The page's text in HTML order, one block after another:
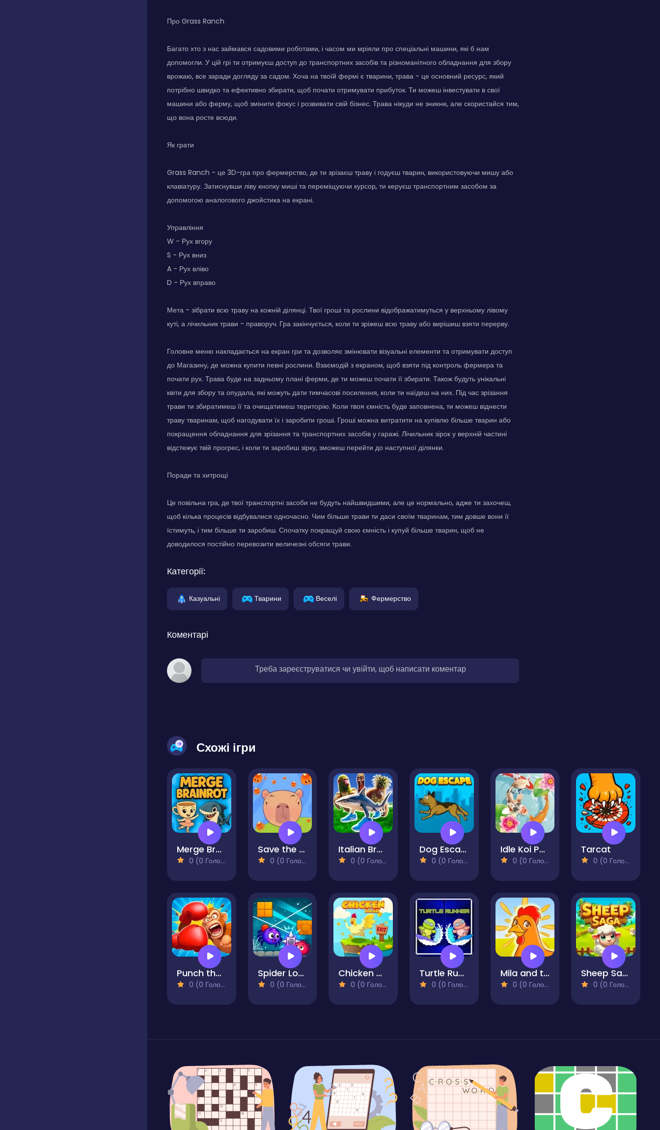
Про Grass Ranch
Багато хто з нас займався садовими роботами, і часом ми мріяли про спеціальні машини, які б нам
допомогли. У цій грі ти отримуєш доступ до транспортних засобів та різноманітного обладнання для збору
врожаю, все заради догляду за садом. Хоча на твоїй фермі є тварини, трава - це основний ресурс, який
потрібно швидко та ефективно збирати, щоб почати отримувати прибуток. Ти можеш інвестувати в свої
машини або ферму, щоб змінити фокус і розвивати свій бізнес. Трава нікуди не зникне, але скористайся тим,
що вона росте всюди.
Як грати
Grass Ranch - це 3D-гра про фермерство, де ти зрізаєш траву і годуєш тварин, використовуючи мишу або
клавіатуру. Затиснувши ліву кнопку миші та переміщуючи курсор, ти керуєш транспортним засобом за
допомогою аналогового джойстика на екрані.
Управління
W - Рух вгору
S - Рух вниз
A - Рух вліво
D - Рух вправо
Мета - зібрати всю траву на кожній ділянці. Твої гроші та рослини відображатимуться у верхньому лівому
куті, а лічильник трави - праворуч. Гра закінчується, коли ти зріжеш всю траву або вирішиш взяти перерву.
Головне меню накладається на екран гри та дозволяє змінювати візуальні елементи та отримувати доступ
до Магазину, де можна купити певні рослини. Взаємодій з екраном, щоб взяти під контроль фермера та
почати рух. Трава буде на задньому плані ферми, де ти можеш почати її збирати. Також будуть унікальні
квіти для збору та опудала, які можуть дати тимчасові посилення, коли ти наїдеш на них. Під час зрізання
трави ти збиратимеш її та очищатимеш територію. Коли твоя ємність буде заповнена, ти можеш віднести
траву тваринам, щоб нагодувати їх і заробити гроші. Гроші можна витратити на купівлю більше тварин або
покращення обладнання для зрізання та транспортних засобів у гаражі. Лічильник зірок у верхній частині
відстежує твій прогрес, і коли ти заробиш зірку, зможеш перейти до наступної ділянки.
Поради та хитрощі
Це повільна гра, де твої транспортні засоби не будуть найшвидшими, але це нормально, адже ти захочеш,
щоб кілька процесів відбувалися одночасно. Чим більше трави ти даси своїм тваринам, тим довше вони її
їстимуть, і тим більше ти заробиш. Спочатку покращуй свою ємність і купуй більше тварин, щоб не
доводилося постійно перевозити величезні обсяги трави.
Категорії:
Казуальні Тварини Веселі Фермерство
Коментарі
Треба зареєструватися чи увійти, щоб написати коментар
Схожі ігри
Merge Brainrot
0 (0 Голосів)
Save the Capybara
0 (0 Голосів)
Italian Brainrot Neuro Beasts
0 (0 Голосів)
Dog Escape
0 (0 Голосів)
Idle Koi Pond
0 (0 Голосів)
Tarcat
0 (0 Голосів)
Punch the Ape
0 (0 Голосів)
Spider Love
0 (0 Голосів)
Chicken Dash
0 (0 Голосів)
Turtle Runner
0 (0 Голосів)
Mila and the Dancing Farm
0 (0 Голосів)
Sheep Saga
0 (0 Голосів)